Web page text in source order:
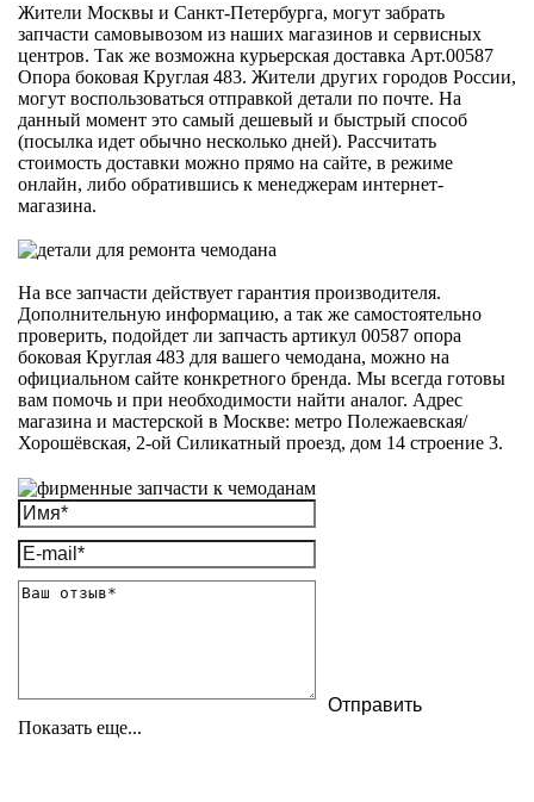
Жители Москвы и Санкт-Петербурга, могут забрать
запчасти самовывозом из наших магазинов и сервисных
центров. Так же возможна курьерская доставка Арт.00587
Опора боковая Круглая 483. Жители других городов России,
могут воспользоваться отправкой детали по почте. На
данный момент это самый дешевый и быстрый способ
(посылка идет обычно несколько дней). Рассчитать
стоимость доставки можно прямо на сайте, в режиме
онлайн, либо обратившись к менеджерам интернет-
магазина.
На все запчасти действует гарантия производителя.
Дополнительную информацию, а так же самостоятельно
проверить, подойдет ли запчасть артикул 00587 опора
боковая Круглая 483 для вашего чемодана, можно на
официальном сайте конкретного бренда. Мы всегда готовы
вам помочь и при необходимости найти аналог. Адрес
магазина и мастерской в Москве: метро Полежаевская/
Хорошёвская, 2-ой Силикатный проезд, дом 14 строение 3.
Показать еще...